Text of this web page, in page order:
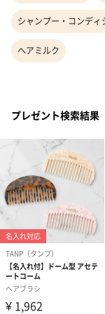
シャンプー・コンデ
ヘアミルク
プレゼント検索結果